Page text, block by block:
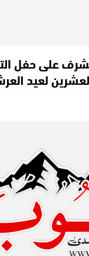
على حفل
لعيد